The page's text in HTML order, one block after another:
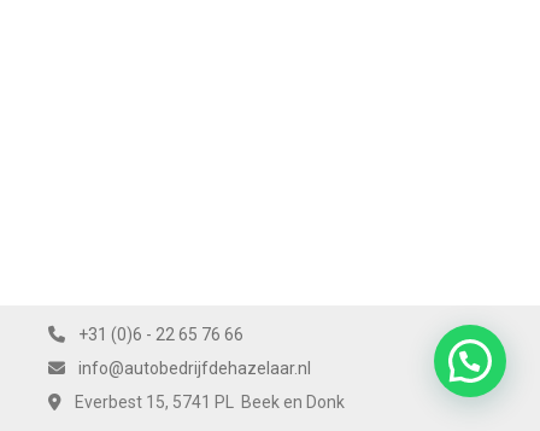
+31 (0)6 - 22 65 76 66
info@autobedrijfdehazelaar.nl
Everbest 15, 5741 PL Beek en Donk